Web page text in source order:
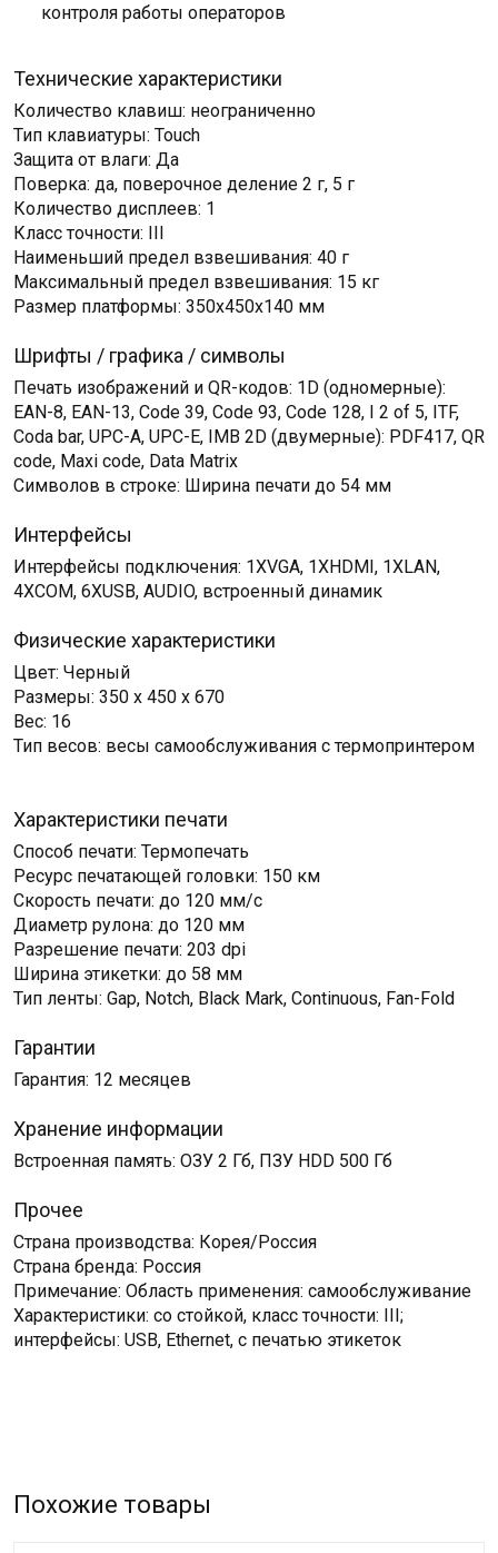
контроля работы операторов
Технические характеристики
Количество клавиш: неограниченно
Тип клавиатуры: Touch
Защита от влаги: Да
Поверка: да, поверочное деление 2 г, 5 г
Количество дисплеев: 1
Класс точности: III
Наименьший предел взвешивания: 40 г
Максимальный предел взвешивания: 15 кг
Размер платформы: 350х450х140 мм
Шрифты / графика / символы
Печать изображений и QR-кодов: 1D (одномерные):
EAN-8, EAN-13, Code 39, Code 93, Code 128, I 2 of 5, ITF,
Coda bar, UPC-A, UPC-E, IMB 2D (двумерные): PDF417, QR
code, Maxi code, Data Matrix
Символов в строке: Ширина печати до 54 мм
Интерфейсы
Интерфейсы подключения: 1ХVGA, 1ХHDMI, 1ХLAN,
4ХCOM, 6ХUSB, AUDIO, встроенный динамик
Физические характеристики
Цвет: Черный
Размеры: 350 х 450 х 670
Вес: 16
Тип весов: весы самообслуживания с термопринтером
Характеристики печати
Способ печати: Термопечать
Ресурс печатающей головки: 150 км
Скорость печати: до 120 мм/с
Диаметр рулона: до 120 мм
Разрешение печати: 203 dpi
Ширина этикетки: до 58 мм
Тип ленты: Gap, Notch, Black Mark, Continuous, Fan-Fold
Гарантии
Гарантия: 12 месяцев
Хранение информации
Встроенная память: ОЗУ 2 Гб, ПЗУ HDD 500 Гб
Прочее
Страна производства: Корея/Россия
Страна бренда: Россия
Примечание: Область применения: самообслуживание
Характеристики: со стойкой, класс точности: III;
интерфейсы: USB, Ethernet, с печатью этикеток
Похожие товары